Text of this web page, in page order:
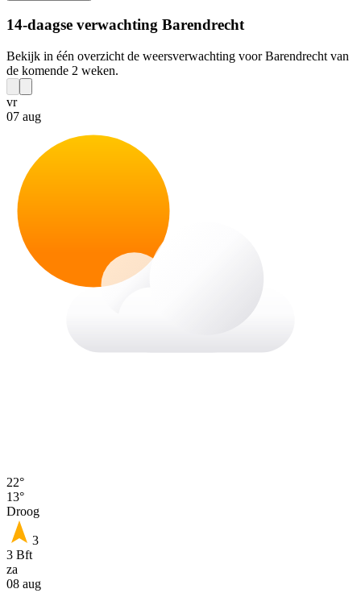
14-daagse verwachting Barendrecht
Bekijk in één overzicht de weersverwachting voor Barendrecht van
de komende 2 weken.
vr
07 aug
22°
13°
Droog
3
3 Bft
za
08 aug